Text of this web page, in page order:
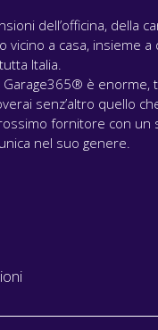
dell’officina, della
vicino a casa, insieme a
Italia.
è enorme,
senz’altro quello
fornitore con un
nel suo genere.